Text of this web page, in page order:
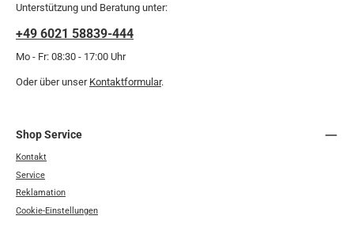
Unterstützung und Beratung unter:
+49 6021 58839-444
Mo - Fr: 08:30 - 17:00 Uhr
Oder über unser Kontaktformular.
Shop Service
Kontakt
Service
Reklamation
Cookie-Einstellungen